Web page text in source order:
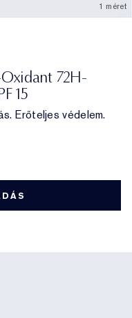
1 méret
72H-
15
Erőteljes védelem.